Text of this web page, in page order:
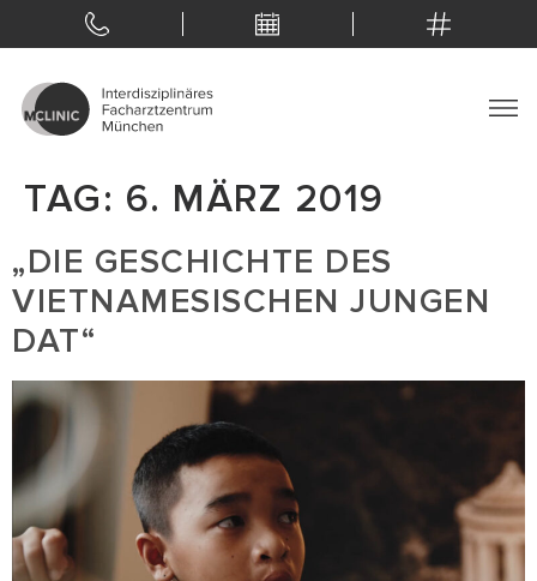
TAG: 6. MÄRZ 2019
„DIE GESCHICHTE DES
VIETNAMESISCHEN JUNGEN
DAT“